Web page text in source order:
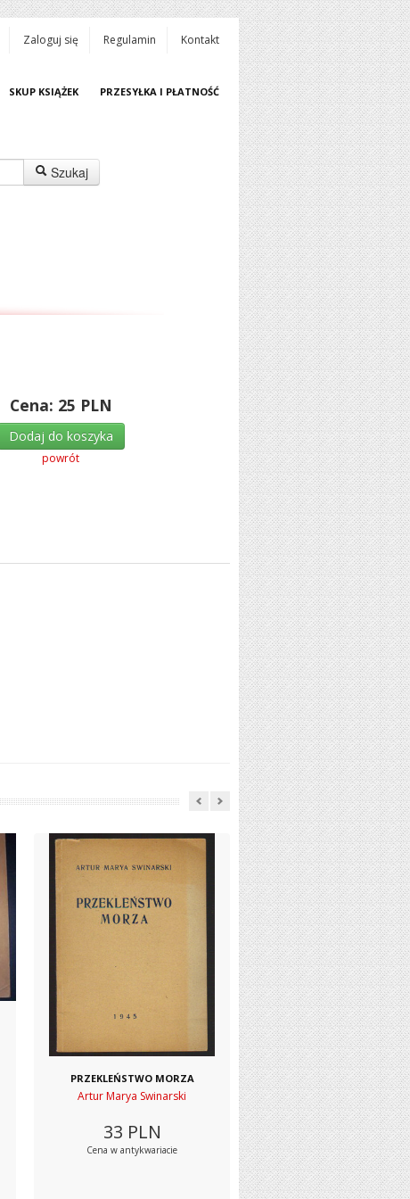
Zaloguj się Regulamin Kontakt
SKUP KSIĄŻEK PRZESYŁKA I PŁATNOŚĆ
Szukaj
Cena: 25 PLN
Dodaj do koszyka
powrót
PRZEKLEŃSTWO MORZA
Artur Marya Swinarski
33 PLN
Cena w antykwariacie